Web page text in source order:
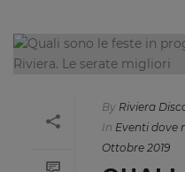
By Riviera
In Eventi dove
Ottobre 2019